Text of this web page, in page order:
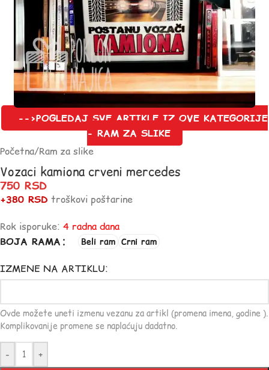
-->POGLEDAJ SVE ARTIKLE IZ OVE KATEGORIJE
- RAM ZA SLIKE
Početna/Ram za slike
Vozaci kamiona crveni mercedes
750 RSD
+380 RSD troškovi poštarine
Rok isporuke: 4 radna dana
BOJA RAMA
Beli ram Crni ram
IZMENE NA ARTIKLU:
Ovde možete uneti izmenu vezanu za artikl (promena imena, godine ).
Komplikovanije promene se naplaćuju dadatno.
- +